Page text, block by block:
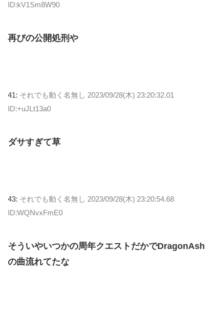
ID:kV1Sm8W90
再びの公開処刑や
41: それでも動く名無し 2023/09/28(木) 23:20:32.01
ID:+uJLt13a0
ダサすぎて草
43: それでも動く名無し 2023/09/28(木) 23:20:54.68
ID:WQNvxFmE0
そういやいつかの周年クエストだかでDragonAsh
の曲流れてたな